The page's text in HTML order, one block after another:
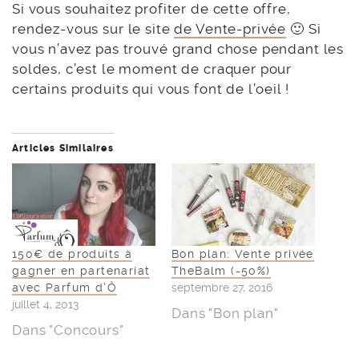
Si vous souhaitez profiter de cette offre,
rendez-vous sur le sitede Vente-privée 🙂 Si
vous n’avez pas trouvé grand chose pendant les
soldes, c’est le moment de craquer pour
certains produits qui vous font de l’oeil !
Articles Similaires
150€ de produits à
gagner en partenariat
avec Parfum d’Ô
juillet 4, 2013
Dans "Concours"
Bon plan: Vente privée
TheBalm (-50%)
septembre 27, 2016
Dans "Bon plan"